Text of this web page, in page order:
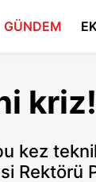
GÜNDEM
kriz!
kez
Rektörü